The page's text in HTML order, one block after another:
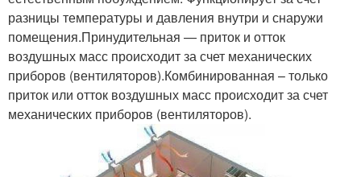
разницы температуры и давления внутри и снаружи
помещения.Принудительная — приток и отток
воздушных масс происходит за счет механических
приборов (вентиляторов).Комбинированная – только
приток или отток воздушных масс происходит за счет
механических приборов (вентиляторов).